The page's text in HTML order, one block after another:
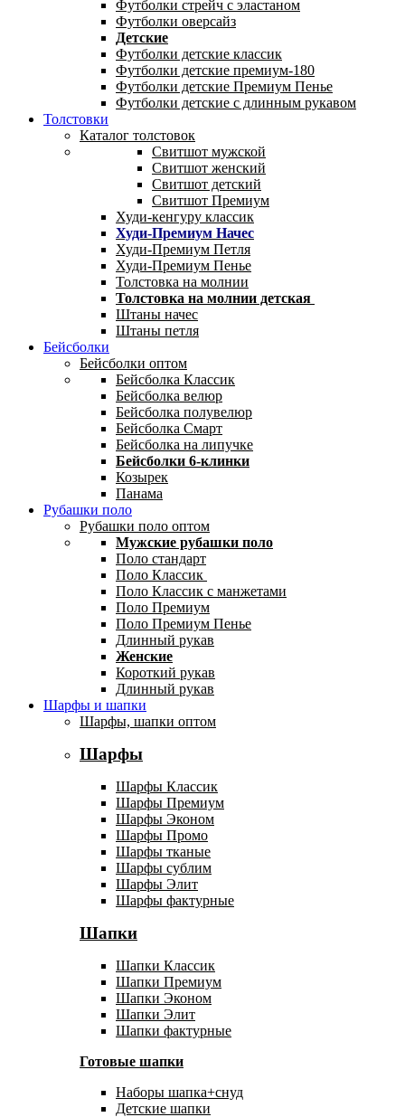
Футболки стрейч с эластаном
Футболки оверсайз
Детские
Футболки детские классик
Футболки детские премиум-180
Футболки детские Премиум Пенье
Футболки детские с длинным рукавом
Толстовки
Каталог толстовок
Свитшот мужской
Свитшот женский
Свитшот детский
Свитшот Премиум
Худи-кенгуру классик
Худи-Премиум Начес
Худи-Премиум Петля
Худи-Премиум Пенье
Толстовка на молнии
Толстовка на молнии детская
Штаны начес
Штаны петля
Бейсболки
Бейсболки оптом
Бейсболка Классик
Бейсболка велюр
Бейсболка полувелюр
Бейсболка Смарт
Бейсболка на липучке
Бейсболки 6-клинки
Козырек
Панама
Рубашки поло
Рубашки поло оптом
Мужские рубашки поло
Поло стандарт
Поло Классик
Поло Классик с манжетами
Поло Премиум
Поло Премиум Пенье
Длинный рукав
Женские
Короткий рукав
Длинный рукав
Шарфы и шапки
Шарфы, шапки оптом
Шарфы
Шарфы Классик
Шарфы Премиум
Шарфы Эконом
Шарфы Промо
Шарфы тканые
Шарфы сублим
Шарфы Элит
Шарфы фактурные
Шапки
Шапки Классик
Шапки Премиум
Шапки Эконом
Шапки Элит
Шапки фактурные
Готовые шапки
Наборы шапка+снуд
Детские шапки